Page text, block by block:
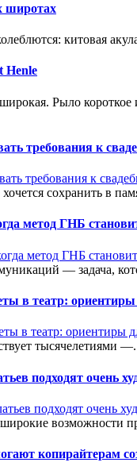
широтах
китовая
Henle
Рыло
требования к
сохранить в
метод ГНБ
— задача,
в театр: ориентиры
тысячелетиями
подходят очень
возможности
копирайтерам